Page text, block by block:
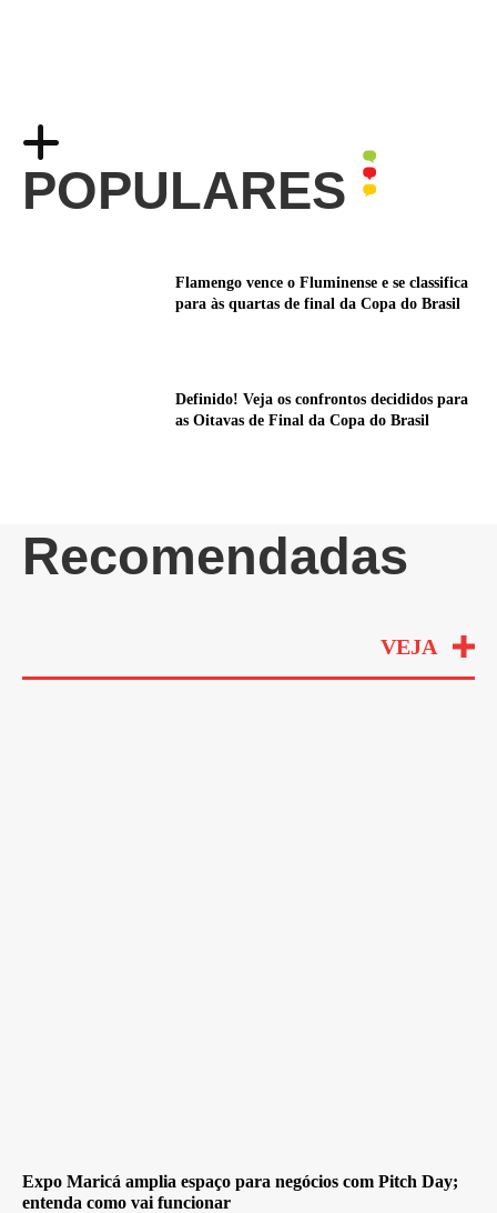
POPULARES
Flamengo vence o Fluminense e se classifica
para às quartas de final da Copa do Brasil
Definido! Veja os confrontos decididos para
as Oitavas de Final da Copa do Brasil
Recomendadas
VEJA
Expo Maricá amplia espaço para negócios com Pitch Day;
entenda como vai funcionar